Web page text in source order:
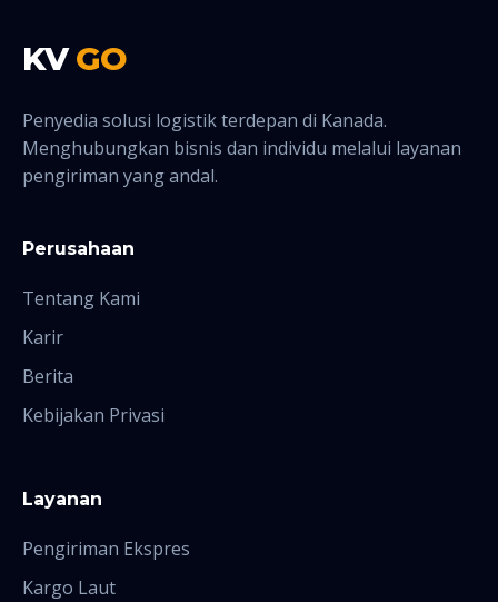
KVGO
Penyedia solusi logistik terdepan di Kanada.
Menghubungkan bisnis dan individu melalui layanan
pengiriman yang andal.
Perusahaan
Tentang Kami
Karir
Berita
Kebijakan Privasi
Layanan
Pengiriman Ekspres
Kargo Laut